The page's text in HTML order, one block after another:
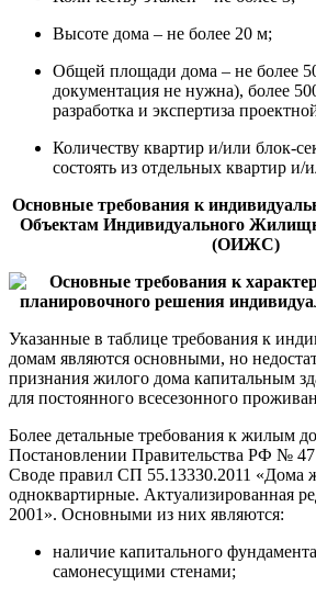
Высоте дома – не более 20 м;
Общей площади дома – не более
документация не нужна), более
разработка и экспертиза
Количеству квартир и/или блок-
состоять из отдельных квартир и/
Основные требования к
Объектам Индивидуального
(ОИЖС)
Указанные в таблице требования к
домам являются основными, но
признания жилого дома капитальным
для постоянного всесезонного
Более детальные требования к жилым
Постановлении Правительства РФ № 47
Своде правил СП 55.13330.2011 «Дома
одноквартирные. Актуализированная
2001». Основными из них являются:
наличие капитального
самонесущими стенами;